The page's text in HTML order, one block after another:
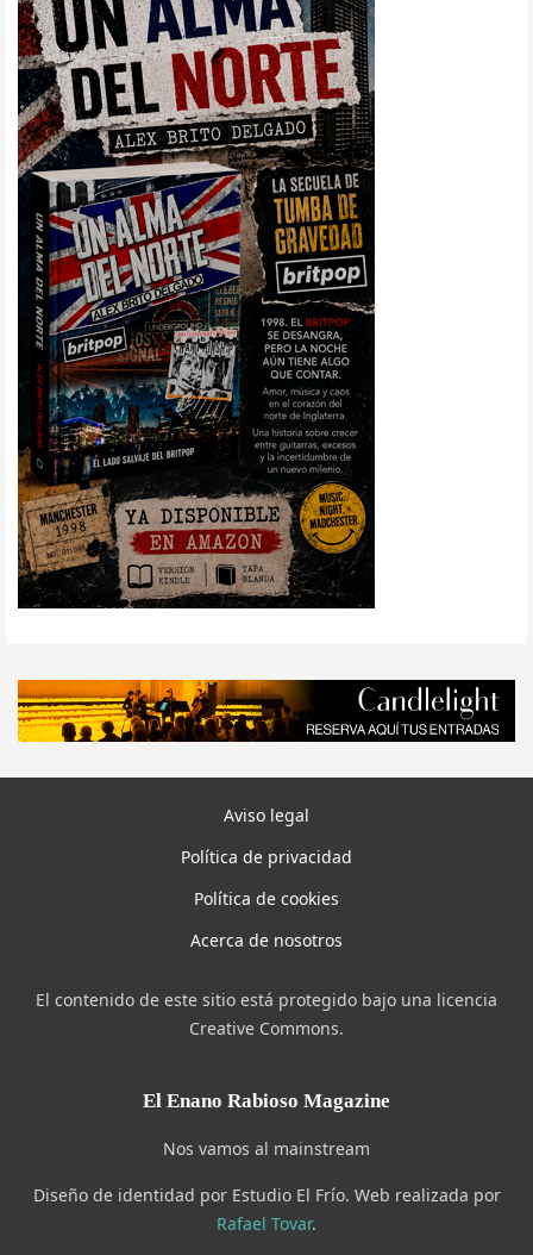
Aviso legal
Política de privacidad
Política de cookies
Acerca de nosotros
El contenido de este sitio está protegido bajo una licencia
Creative Commons.
El Enano Rabioso Magazine
Nos vamos al mainstream
Diseño de identidad por Estudio El Frío. Web realizada por
Rafael Tovar.